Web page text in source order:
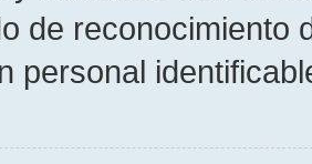
de reconocimiento
personal